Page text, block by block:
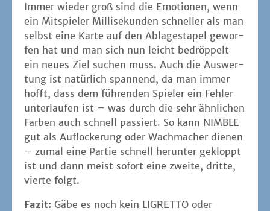
Immer wie­der groß sind die Emo­tio­nen, wenn
ein Mit­spie­ler Mil­li­se­kun­den schnel­ler als man
selbst eine Kar­te auf den Abla­ge­sta­pel gewor­
fen hat und man sich nun leicht bedröp­pelt
ein neu­es Ziel suchen muss. Auch die Aus­wer­
tung ist natür­lich span­nend, da man immer
hofft, dass dem füh­ren­den Spie­ler ein Feh­ler
unter­lau­fen ist – was durch die sehr ähn­li­chen
Far­ben auch schnell pas­siert. So kann NIMBLE
gut als Auf­lo­cke­rung oder Wach­ma­cher die­nen
– zumal eine Par­tie schnell her­un­ter gekloppt
ist und dann meist sofort eine zwei­te, drit­te,
vier­te folgt.
Fazit: Gäbe es noch kein LIGRETTO oder